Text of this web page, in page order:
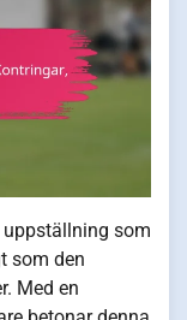
som
som den
Med en